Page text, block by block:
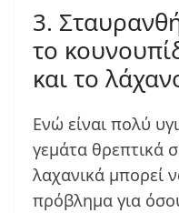
3.
το
και το
Ενώ είναι πολύ
γεμάτα θρεπτικά
λαχανικά μπορεί
πρόβλημα για